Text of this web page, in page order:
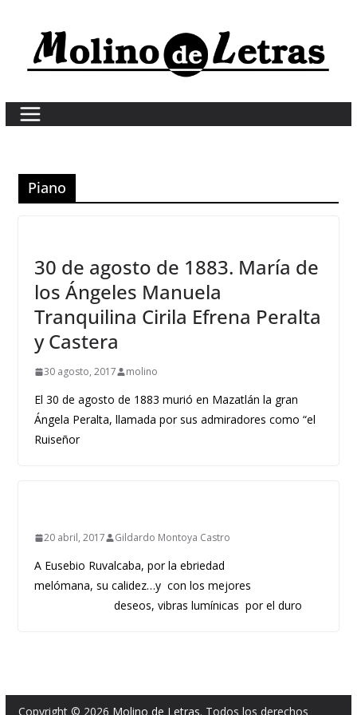
content
Piano
30 de agosto de 1883. María de
los Ángeles Manuela
Tranquilina Cirila Efrena Peralta
y Castera
30 agosto, 2017 molino
El 30 de agosto de 1883 murió en Mazatlán la gran
Ángela Peralta, llamada por sus admiradores como “el
Ruiseñor
20 abril, 2017 Gildardo Montoya Castro
A Eusebio Ruvalcaba, por la ebriedad
melómana, su calidez…y con los mejores
deseos, vibras lumínicas por el duro
Copyright © 2026 Molino de Letras. Todos los derechos